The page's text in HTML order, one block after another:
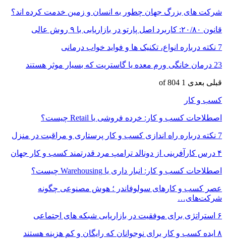
شرکت های بزرگ جهان چطور به انسان و زمین خدمت کرده اند؟
قانون ۲۰/۸۰: کاربرد اصل پارتو در بازاریابی با ۹ روش عالی
7 نکته درباره انواع، تکنیک ها و فواید خواب درمانی
23 درمان خانگی ورم معده یا گاستریت که بسیار موثر هستند
قبلی بعدی 1 of 804
کسب و کار
اصطلاحات کسب و کار: خرده فروشی یا Retail چیست؟
7 نکته درباره راه اندازی کسب و کار پرستاری و مراقبت در منزل
۴ درس کارآفرینی از دونالد ترامپ مرد قدرتمند کسب و کار جهان
اصطلاحات کسب و کار: انبار داری یا Warehousing چیست؟
عصر کسب و کارهای سولوفاندر ؛ هوش مصنوعی چگونه
شرکت‌های…
۶ استراتژی برای موفقیت در بازاریابی شبکه های اجتماعی
۸ ایده کسب و کار برای نوجوانان که رایگان و کم هزینه هستند